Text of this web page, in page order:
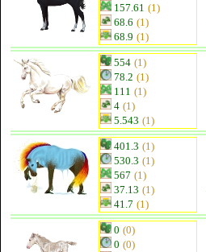
157.61 (1)
68.6 (1)
68.9 (1)
554 (1)
78.2 (1)
111 (1)
4 (1)
5.543 (1)
401.3 (1)
530.3 (1)
567 (1)
37.13 (1)
41.7 (1)
0 (0)
0 (0)